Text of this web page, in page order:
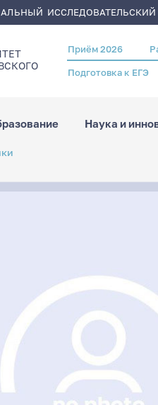
Header
menu
Приём 2026
Подготовка к ЕГЭ
Наука и